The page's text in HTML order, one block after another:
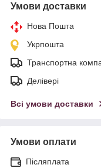
Умови доставки
Нова Пошта
Укрпошта
Транспортна
Делівері
Всі умови доставки
Умови оплати
Післяплата